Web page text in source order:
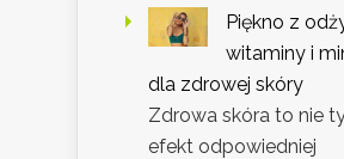
Piękno z
witaminy i
dla zdrowej skóry
Zdrowa skóra to nie
efekt odpowiedniej